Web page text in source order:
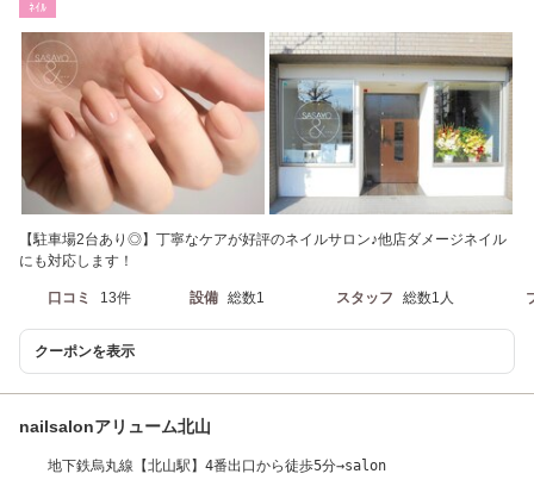
ﾈｲﾙ
【駐車場2台あり◎】丁寧なケアが好評のネイルサロン♪他店ダメージネイル
にも対応します！
口コミ 13件 設備 総数1 スタッフ 総数1人
クーポンを表示
nailsalonアリューム北山
地下鉄烏丸線【北山駅】4番出口から徒歩5分→salon